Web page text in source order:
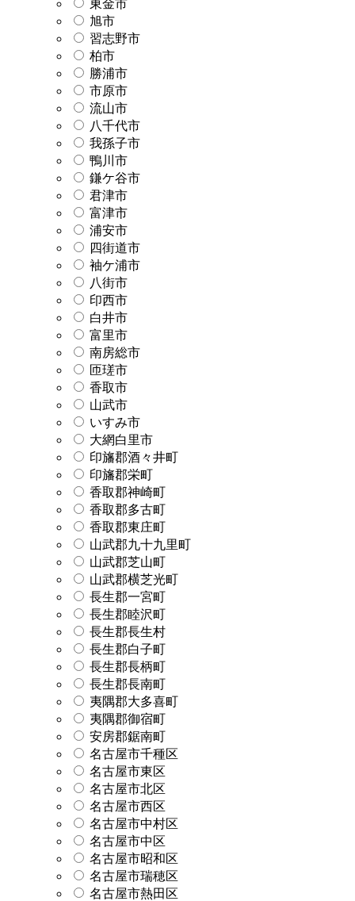
東金市
旭市
習志野市
柏市
勝浦市
市原市
流山市
八千代市
我孫子市
鴨川市
鎌ケ谷市
君津市
富津市
浦安市
四街道市
袖ケ浦市
八街市
印西市
白井市
富里市
南房総市
匝瑳市
香取市
山武市
いすみ市
大網白里市
印旛郡酒々井町
印旛郡栄町
香取郡神崎町
香取郡多古町
香取郡東庄町
山武郡九十九里町
山武郡芝山町
山武郡横芝光町
長生郡一宮町
長生郡睦沢町
長生郡長生村
長生郡白子町
長生郡長柄町
長生郡長南町
夷隅郡大多喜町
夷隅郡御宿町
安房郡鋸南町
名古屋市千種区
名古屋市東区
名古屋市北区
名古屋市西区
名古屋市中村区
名古屋市中区
名古屋市昭和区
名古屋市瑞穂区
名古屋市熱田区